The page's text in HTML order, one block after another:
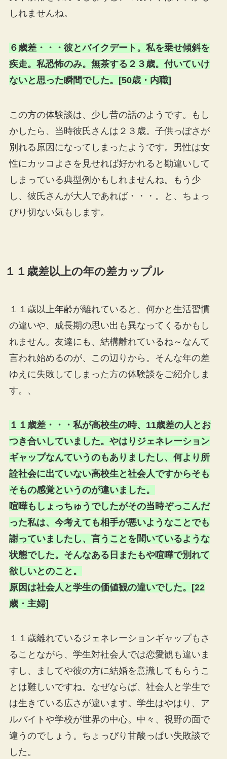
しれませんね。
６歳差・・・彼とバイクデート。私を乗せ傾斜を
疾走。私恐怖のみ。無茶する２３歳。付いていけ
ないと思った瞬間でした。[50歳・内職]
この方の体験談は、少し昔の話のようです。もし
かしたら、当時彼氏さんは２３歳。子供っぽさが
別れる原因になってしまったようです。男性は女
性にカッコよさを見せれば好かれると勘違いして
しまっている典型例かもしれませんね。もう少
し、彼氏さんが大人であれば・・・。と、ちょっ
ぴり切ない気もします。
１１歳差以上の年の差カップル
１１歳以上年齢が離れていると、何かと生活習慣
の違いや、成長期の思い出も異なってくるかもし
れません。友達にも、結構離れているね～なんて
言われ始めるのが、この辺りから。そんな年の差
ゆえに失敗してしまった方の体験談をご紹介しま
す。、
１１歳差・・・私が高校生の時、11歳差の人とお
つき合いしていました。やはりジェネレーション
ギャップなんていうのもありましたし、何より所
詮社会に出ていない高校生と社会人ですからそも
そもの感覚というのが違いました。
喧嘩もしょっちゅうでしたがその当時ぞっこんだ
った私は、今考えても相手が悪いようなことでも
謝っていましたし、言うことを聞いているような
状態でした。そんなある日またもや喧嘩で別れて
欲しいとのこと。
原因は社会人と学生の価値観の違いでした。[22
歳・主婦]
１１歳離れているジェネレーションギャップもさ
ることながら、学生対社会人では恋愛観も違いま
すし、ましてや彼の方に結婚を意識してもらうこ
とは難しいですね。なぜならば、社会人と学生で
は生きている広さが違います。学生はやはり、ア
ルバイトや学校が世界の中心。中々、視野の面で
違うのでしょう。ちょっぴり甘酸っぱい失敗談で
した。